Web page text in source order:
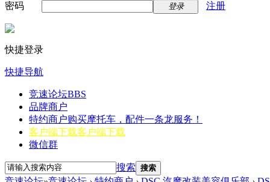
密码
登录 注册
快捷登录
快捷导航
竞速论坛BBS
品牌商户
特约商户购买摩托车，配件一条龙服务！
客户端下载客户端下载
微信群
搜索 搜索